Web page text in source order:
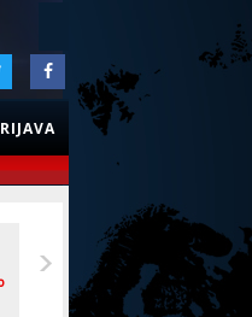
CRNA HRONIKA